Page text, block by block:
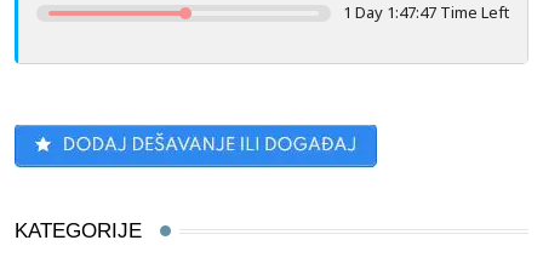
1 Day 1:47:46 Time Left
KATEGORIJE